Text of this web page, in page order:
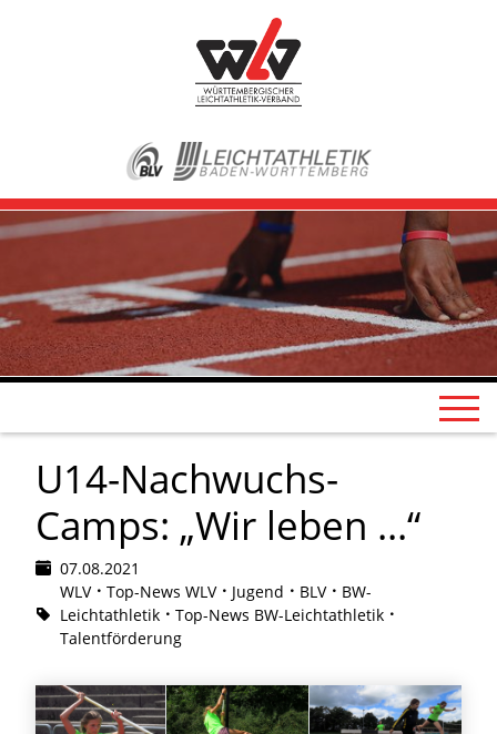
U14-Nachwuchs-
Camps: „Wir leben ...“
07.08.2021
WLV
Top-News WLV Jugend BLV
BW-
Leichtathletik
Top-News BW-Leichtathletik
Talentförderung